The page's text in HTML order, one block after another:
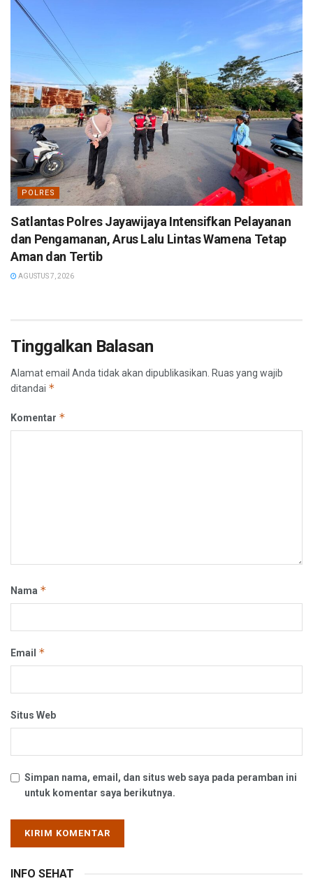
POLRES
Satlantas Polres Jayawijaya Intensifkan Pelayanan
dan Pengamanan, Arus Lalu Lintas Wamena Tetap
Aman dan Tertib
AGUSTUS 7, 2026
Tinggalkan Balasan
Alamat email Anda tidak akan dipublikasikan. Ruas yang wajib
ditandai *
Komentar *
Nama *
Email *
Situs Web
Simpan nama, email, dan situs web saya pada peramban ini
untuk komentar saya berikutnya.
INFO SEHAT